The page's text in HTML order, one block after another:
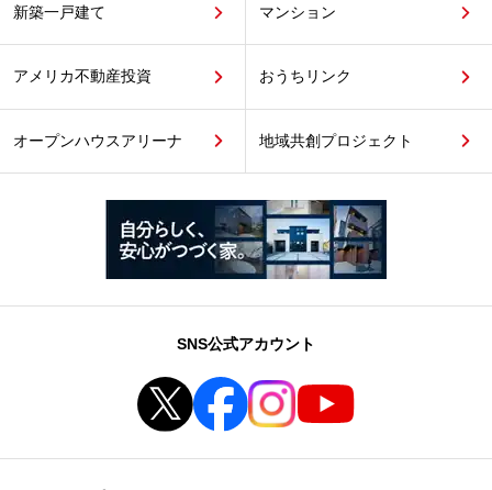
新築一戸建て マンション
アメリカ不動産投資 おうちリンク
オープンハウスアリーナ 地域共創プロジェクト
SNS公式アカウント